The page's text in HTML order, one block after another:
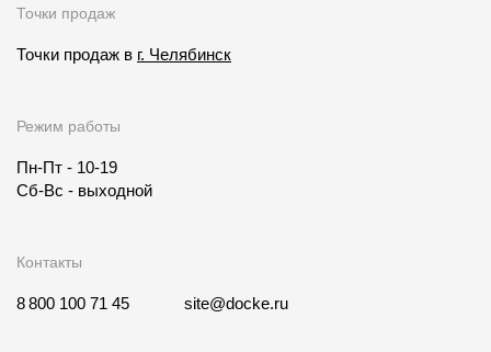
Точки продаж
Точки продаж в г. Челябинск
Режим работы
Пн-Пт - 10-19
Сб-Вс - выходной
Контакты
8 800 100 71 45 site@docke.ru